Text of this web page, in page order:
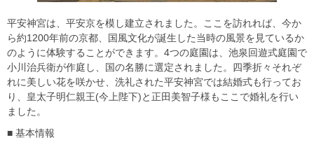
平安神宮は、平安京を模し建立されました。ここを訪れれば、今か
ら約1200年前の京都、国風文化が誕生した当時の風景を見ているか
のように体験することができます。4つの庭園は、池泉回遊式庭園で
小川治兵衛が作庭し、国の名勝に選定されました。四季折々それぞ
れに美しい花を咲かせ、洗礼された平安神宮では結婚式も行ってお
り、皇太子明仁親王(今上陛下)と正田美智子様もここで婚礼を行い
ました。
■ 基本情報